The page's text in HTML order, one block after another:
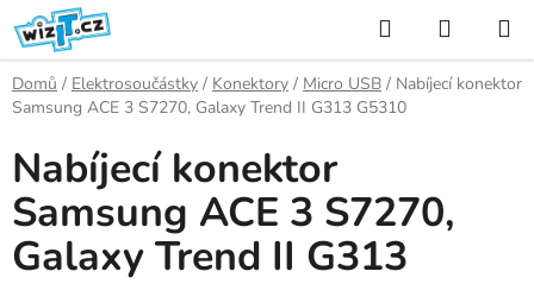
Přejít
na
obsah
Hledat
KOŠÍK
Domů / Elektrosoučástky / Konektory / Micro USB / Nabíjecí konektor
Samsung ACE 3 S7270, Galaxy Trend II G313 G5310
Nabíjecí konektor
Samsung ACE 3 S7270,
Galaxy Trend II G313